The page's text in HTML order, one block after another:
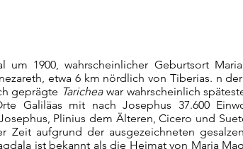
um 1900, wahrscheinlicher Geburtsort
etwa 6 km nördlich von Tiberias. n
geprägte Tarichea war wahrscheinlich
Galiläas mit nach Josephus 37.600
Plinius dem Älteren, Cicero und
Zeit aufgrund der ausgezeichneten
ist bekannt als die Heimat von Maria